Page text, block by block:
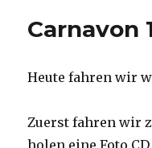
Carnavon
Heute fahren wir
Zuerst fahren wir
holen eine Foto